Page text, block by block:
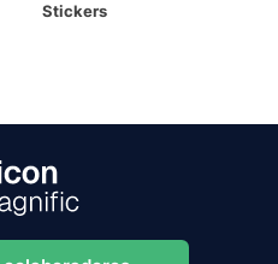
Stickers